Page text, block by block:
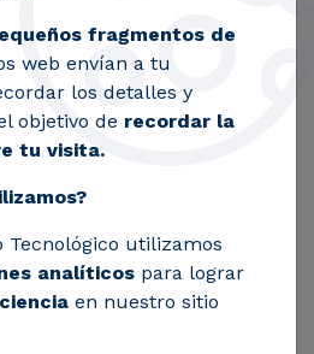
y
gestión integral de la
evaluaciones
de biomasa forestal
de puntos de
optimizado de la logística
fragmentos de
web envían a tu
los detalles y
objetivo de recordar la
tu visita.
Tecnológico utilizamos
analíticos para lograr
en nuestro sitio